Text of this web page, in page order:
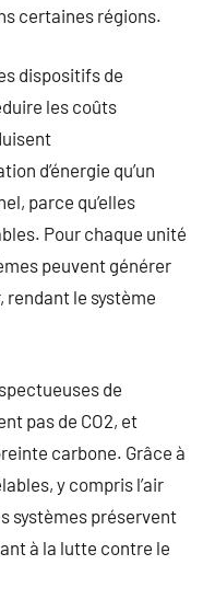
certaines régions.
dispositifs de
les coûts
d’énergie qu’un
parce qu’elles
Pour chaque unité
peuvent générer
rendant le système
de
pas de CO2, et
carbone. Grâce à
y compris l’air
systèmes préservent
à la lutte contre le